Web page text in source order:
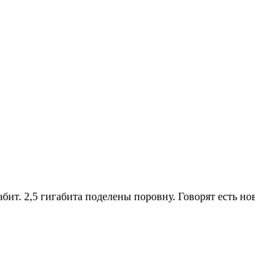
2,5 гигабита поделены поровну. Говорят есть